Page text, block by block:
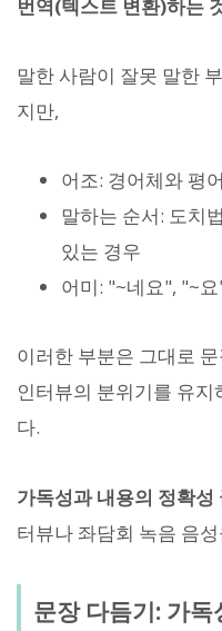
번역(텍스트 변환)하는
말한 사람이 잘못 말한
지만,
어조: 경어체와 평
말하는 순서: 도치
있는 경우
어미: "~네요", "~
이러한 부분은 그대로
인터뷰의 분위기를 유
다.
가독성과 내용의 정확성
터뷰나 좌담회 녹음 음
문장 다듬기: 가